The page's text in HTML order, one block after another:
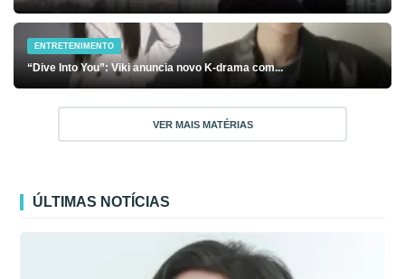
ENTRETENIMENTO
“Dive Into You”: Viki anuncia novo K-drama com...
VER MAIS MATÉRIAS
ÚLTIMAS NOTÍCIAS